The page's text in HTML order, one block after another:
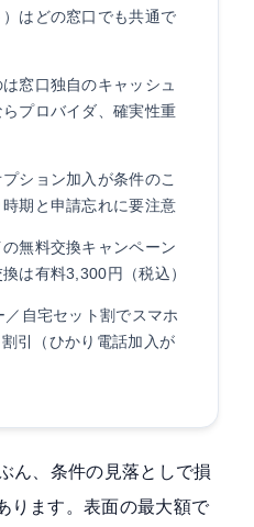
はどの窓口でも共通で
窓口独自のキャッシュ
プロバイダ、確実性重
ション加入が条件のこ
期と申請忘れに要注意
無料交換キャンペーン
は有料3,300円（税込）
自宅セット割でスマホ
引（ひかり電話加入が
ん、条件の見落としで損
ります。表面の最大額で